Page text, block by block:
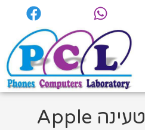
החלפת שקע טעינה Apple